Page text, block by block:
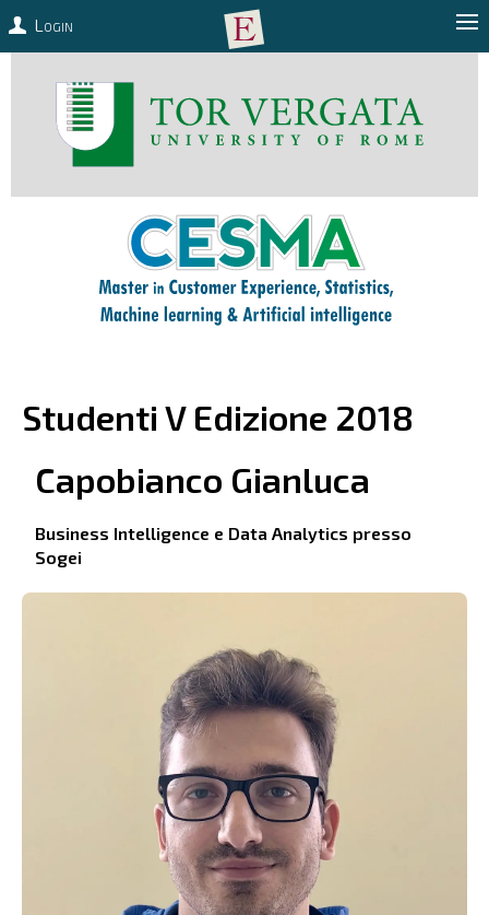
Login
Studenti V Edizione 2018
Capobianco Gianluca
Business Intelligence e Data Analytics presso
Sogei